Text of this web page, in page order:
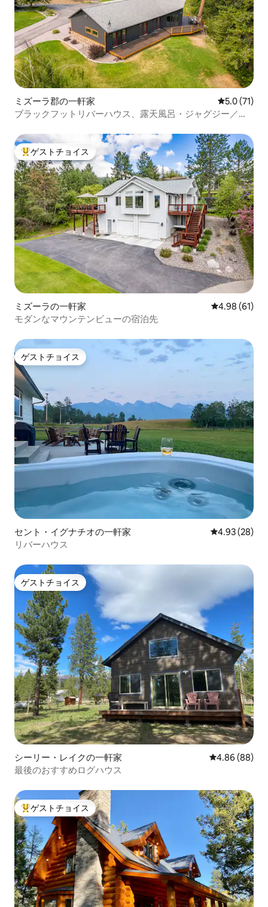
ミズーラ郡の一軒家 レビュー71
5.0 (71)
ブラックフットリバーハウス、露天風呂・ジャグジー／サ
大好評のゲストチョイスです。
ゲストチョイス
ミズーラの一軒家 レビュー61
4.98 (61)
モダンなマウンテンビューの宿泊先
ゲストチョイス
ゲストチョイス
セント・イグナチオの一軒家 レビュー28
4.93 (28)
リバーハウス
ゲストチョイス
ゲストチョイス
シーリー・レイクの一軒家 レビュー88件
4.86 (88)
最後のおすすめログハウス
大好評のゲストチョイスです。
ゲストチョイス